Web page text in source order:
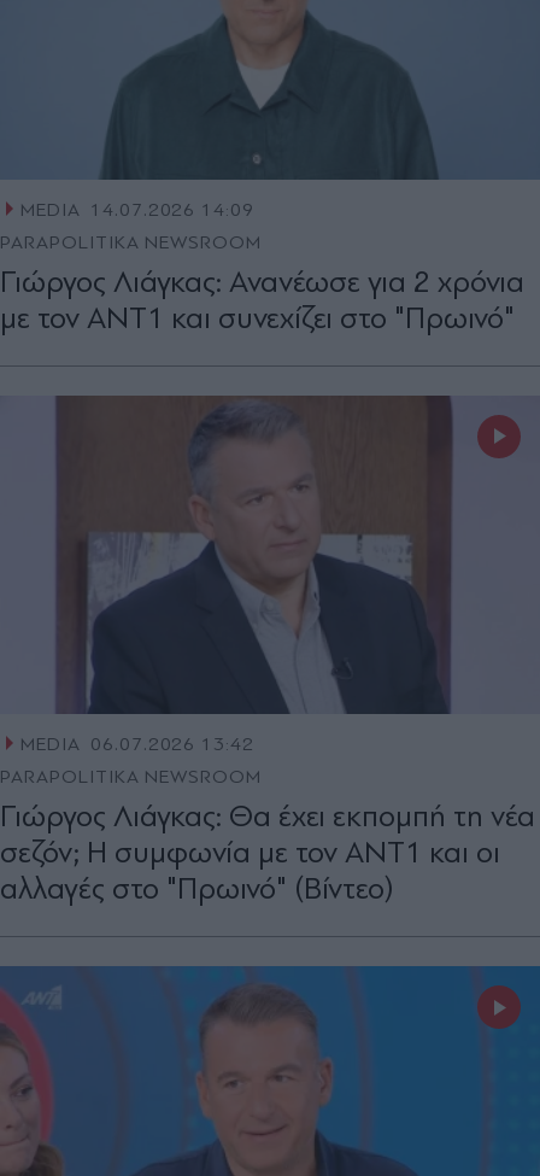
MEDIA
14.07.2026 14:09
PARAPOLITIKA NEWSROOM
Γιώργος Λιάγκας: Ανανέωσε για 2 χρόνια
με τον ΑΝΤ1 και συνεχίζει στο "Πρωινό"
MEDIA 06.07.2026 13:42
PARAPOLITIKA NEWSROOM
Γιώργος Λιάγκας: Θα έχει εκπομπή τη νέα
σεζόν; Η συμφωνία με τον ΑΝΤ1 και οι
αλλαγές στο "Πρωινό" (Βίντεο)